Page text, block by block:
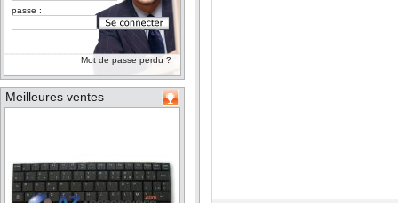
passe :
Mot de passe perdu ?
Meilleures ventes